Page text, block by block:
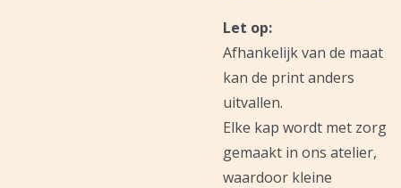
Let op:
Afhankelijk van de maat
kan de print anders
uitvallen.
Elke kap wordt met zorg
gemaakt in ons atelier,
waardoor kleine